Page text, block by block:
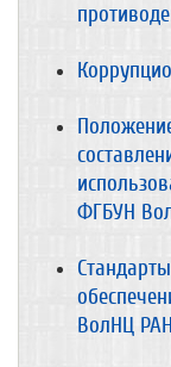
ФГБУН
ВолНЦ РАН